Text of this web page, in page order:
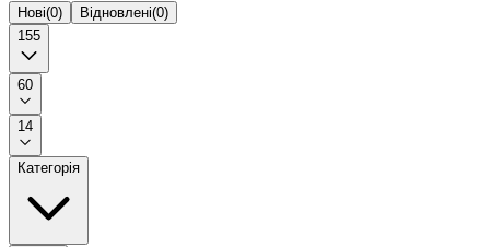
Нові(0) Відновлені(0)
155
60
14
Категорія